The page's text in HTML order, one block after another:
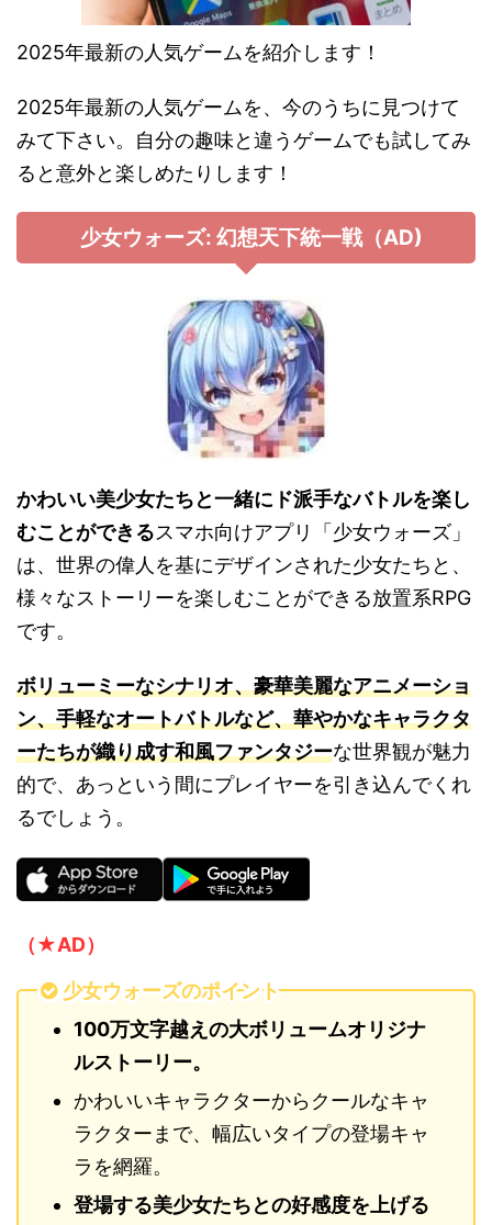
2025年最新の人気ゲームを紹介します！
2025年最新の人気ゲームを、今のうちに見つけて
みて下さい。自分の趣味と違うゲームでも試してみ
ると意外と楽しめたりします！
少女ウォーズ: 幻想天下統一戦（AD)
かわいい美少女たちと一緒にド派手なバトルを楽し
むことができるスマホ向けアプリ「少女ウォーズ」
は、世界の偉人を基にデザインされた少女たちと、
様々なストーリーを楽しむことができる放置系RPG
です。
ボリューミーなシナリオ、豪華美麗なアニメーショ
ン、手軽なオートバトルなど、華やかなキャラクタ
ーたちが織り成す和風ファンタジーな世界観が魅力
的で、あっという間にプレイヤーを引き込んでくれ
るでしょう。
（★AD）
少女ウォーズのポイント
100万文字越えの大ボリュームオリジナ
ルストーリー。
かわいいキャラクターからクールなキャ
ラクターまで、幅広いタイプの登場キャ
ラを網羅。
登場する美少女たちとの好感度を上げる